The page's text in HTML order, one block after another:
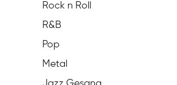
Rock n Roll
R&B
Pop
Metal